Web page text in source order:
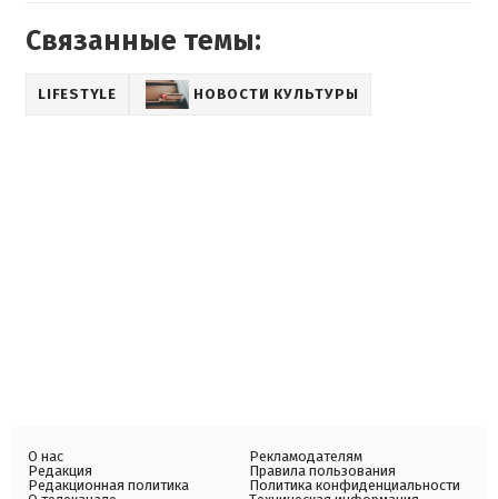
Связанные темы:
LIFESTYLE НОВОСТИ КУЛЬТУРЫ
О нас
Редакция
Редакционная политика
Рекламодателям
Правила пользования
Политика конфиденциальности